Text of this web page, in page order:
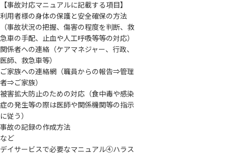
【事故対応マニュアルに記載する項目】
利用者様の身体の保護と安全確保の方法
（事故状況の把握、傷害の程度を判断、救
急車の手配、止血や人工呼吸等等の対応）
関係者への連絡（ケアマネジャー、行政、
医師、救急車等）
ご家族への連絡網（職員からの報告⇒管理
者⇒ご家族）
被害拡大防止のための対応（食中毒や感染
症の発生等の際は医師や関係機関等の指示
に従う）
事故の記録の作成方法
など
デイサービスで必要なマニュアル④ハラス